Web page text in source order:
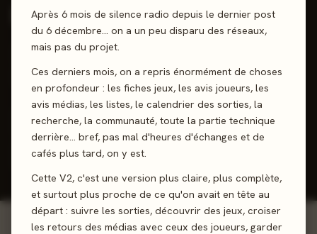
Après 6 mois de silence radio depuis le dernier post
du 6 décembre… on a un peu disparu des réseaux,
mais pas du projet.
Ces derniers mois, on a repris énormément de choses
en profondeur : les fiches jeux, les avis joueurs, les
avis médias, les listes, le calendrier des sorties, la
recherche, la communauté, toute la partie technique
derrière… bref, pas mal d'heures d'échanges et de
cafés plus tard, on y est.
Cette V2, c'est une version plus claire, plus complète,
et surtout plus proche de ce qu'on avait en tête au
départ : suivre les sorties, découvrir des jeux, croiser
les retours des médias avec ceux des joueurs, garder
Dominant Species
2-6 joueurs 14 ans+
Pose d’ouvriers
Conquête
J'ai joué Envie de jouer Wishlist
Donner mon avis